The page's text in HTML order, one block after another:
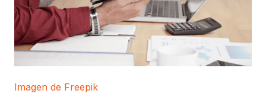
Imagen de Freepik